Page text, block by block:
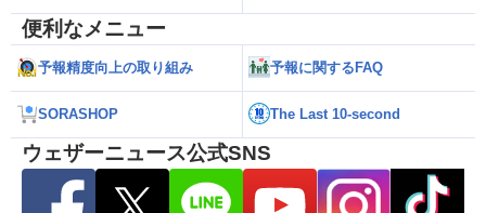
便利なメニュー
予報精度向上の取り組み 予報に関するFAQ
SORASHOP The Last 10-second
ウェザーニュース公式SNS